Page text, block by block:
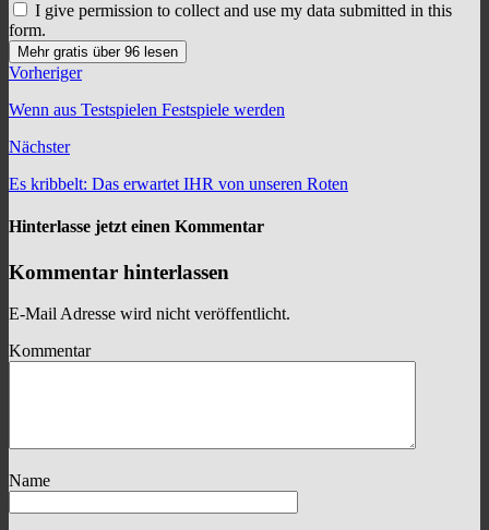
I give permission to collect and use my data submitted in this
form.
Mehr gratis über 96 lesen
Vorheriger
Wenn aus Testspielen Festspiele werden
Nächster
Es kribbelt: Das erwartet IHR von unseren Roten
Hinterlasse jetzt einen Kommentar
Kommentar hinterlassen
E-Mail Adresse wird nicht veröffentlicht.
Kommentar
Name